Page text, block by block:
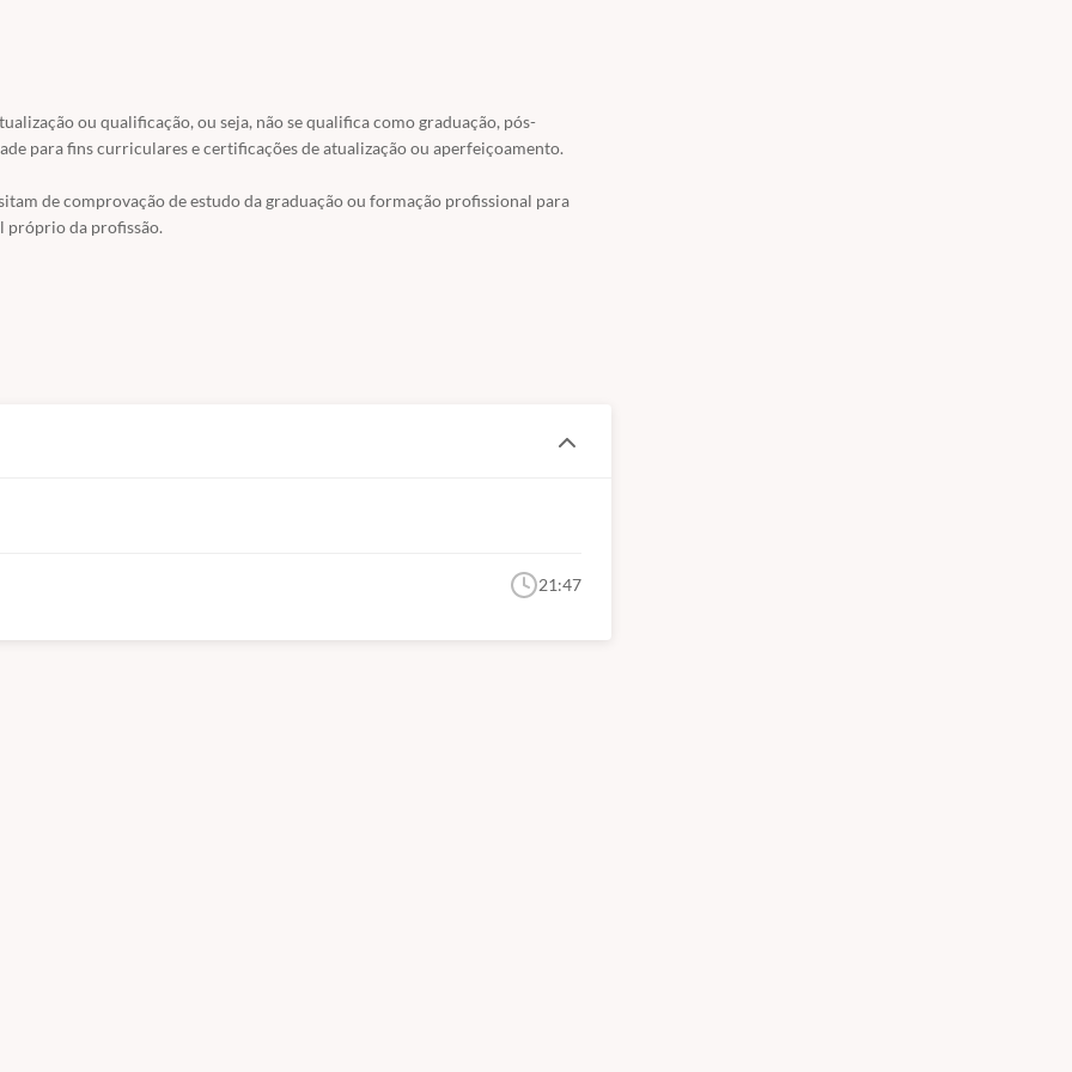
ou qualificação, ou seja, não se qualifica como graduação, pós-
para fins curriculares e certificações de atualização ou aperfeiçoamento.
de comprovação de estudo da graduação ou formação profissional para
próprio da profissão.
21:47